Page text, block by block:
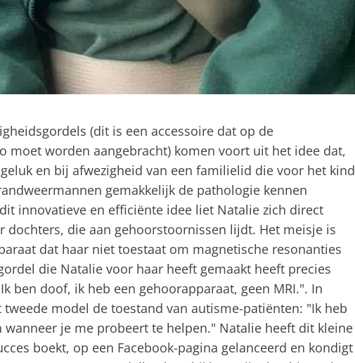
(dit is een accessoire dat op de
moet worden aangebracht) komen voort uit het idee dat,
en bij afwezigheid van een familielid die voor het kind
gemakkelijk de pathologie kennen
innovatieve en efficiënte idee liet Natalie zich direct
dochters, die aan gehoorstoornissen lijdt. Het meisje is
dat haar niet toestaat om magnetische resonanties
die Natalie voor haar heeft gemaakt heeft precies
ben doof, ik heb een gehoorapparaat, geen MRI.". In
model de toestand van autisme-patiënten: "Ik heb
wanneer je me probeert te helpen." Natalie heeft dit kleine
boekt, op een Facebook-pagina gelanceerd en kondigt